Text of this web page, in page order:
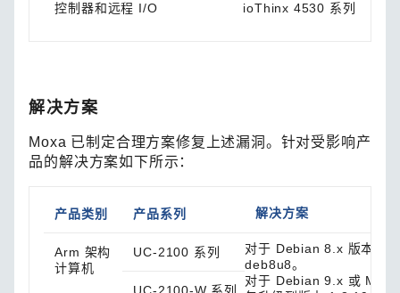
控制器和远程 I/O ioThinx 4530 系列
解决方案
Moxa 已制定合理方案修复上述漏洞。针对受影响产
品的解决方案如下所示：
产品类别 产品系列 解决方案
Arm 架构
计算机
UC-2100 系列
对于 Debian 8.x 版本的
deb8u8。
对于 Debian 9.x 或